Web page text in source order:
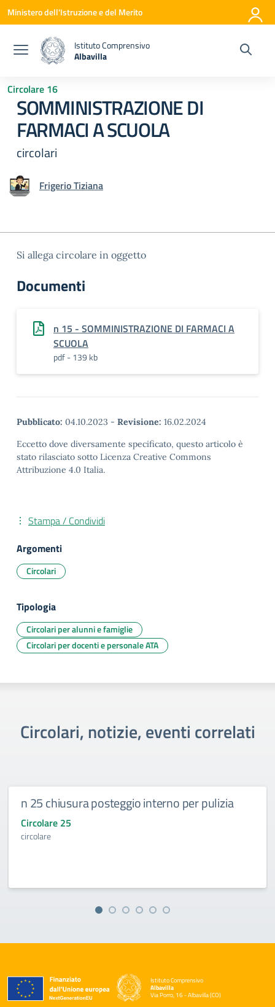
Vai ai contenuti
Vai al menu di navigazione
Vai al footer
Ministero dell'Istruzione e del Merito
Istituto Comprensivo
Albavilla
Circolare 16
SOMMINISTRAZIONE DI
FARMACI A SCUOLA
circolari
Frigerio Tiziana
Si allega circolare in oggetto
Documenti
n 15 - SOMMINISTRAZIONE DI FARMACI A
SCUOLA
pdf - 139 kb
Pubblicato: 04.10.2023 - Revisione: 16.02.2024
Eccetto dove diversamente specificato, questo articolo è
stato rilasciato sotto Licenza Creative Commons
Attribuzione 4.0 Italia.
Stampa / Condividi
Argomenti
Circolari
Tipologia
Circolari per alunni e famiglie
Circolari per docenti e personale ATA
Circolari, notizie, eventi correlati
n 25 chiusura posteggio interno per pulizia
Circolare 25
circolare
Istituto Comprensivo
Albavilla
Via Porro, 16 - Albavilla (CO)
— Visita la pagina iniziale della scuola